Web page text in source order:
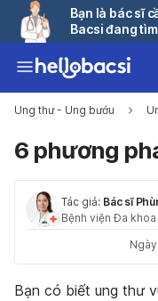
Bạn là bác sĩ
Bacsi đang
Ung thư - Ung bướu
6 phương
Tác giả: Bác sĩ
Bệnh viện Đa
Bạn có biết ung thư